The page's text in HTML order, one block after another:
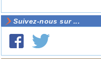
Suivez-nous sur ...